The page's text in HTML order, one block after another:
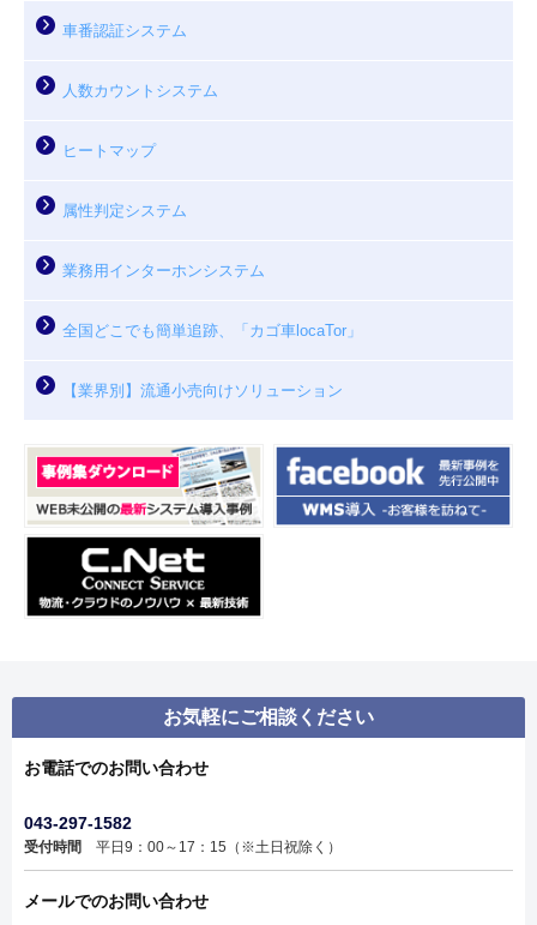
車番認証システム
人数カウントシステム
ヒートマップ
属性判定システム
業務用インターホンシステム
全国どこでも簡単追跡、「カゴ車locaTor」
【業界別】流通小売向けソリューション
お気軽にご相談ください
お電話でのお問い合わせ
043-297-1582
受付時間 平日9：00～17：15（※土日祝除く）
メールでのお問い合わせ